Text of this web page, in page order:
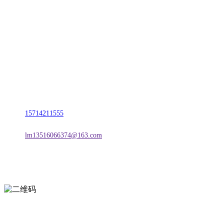
15714211555
lm13516066374@163.com